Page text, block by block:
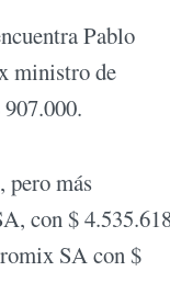
Pablo
ministro de
pero más
con $
SA con $